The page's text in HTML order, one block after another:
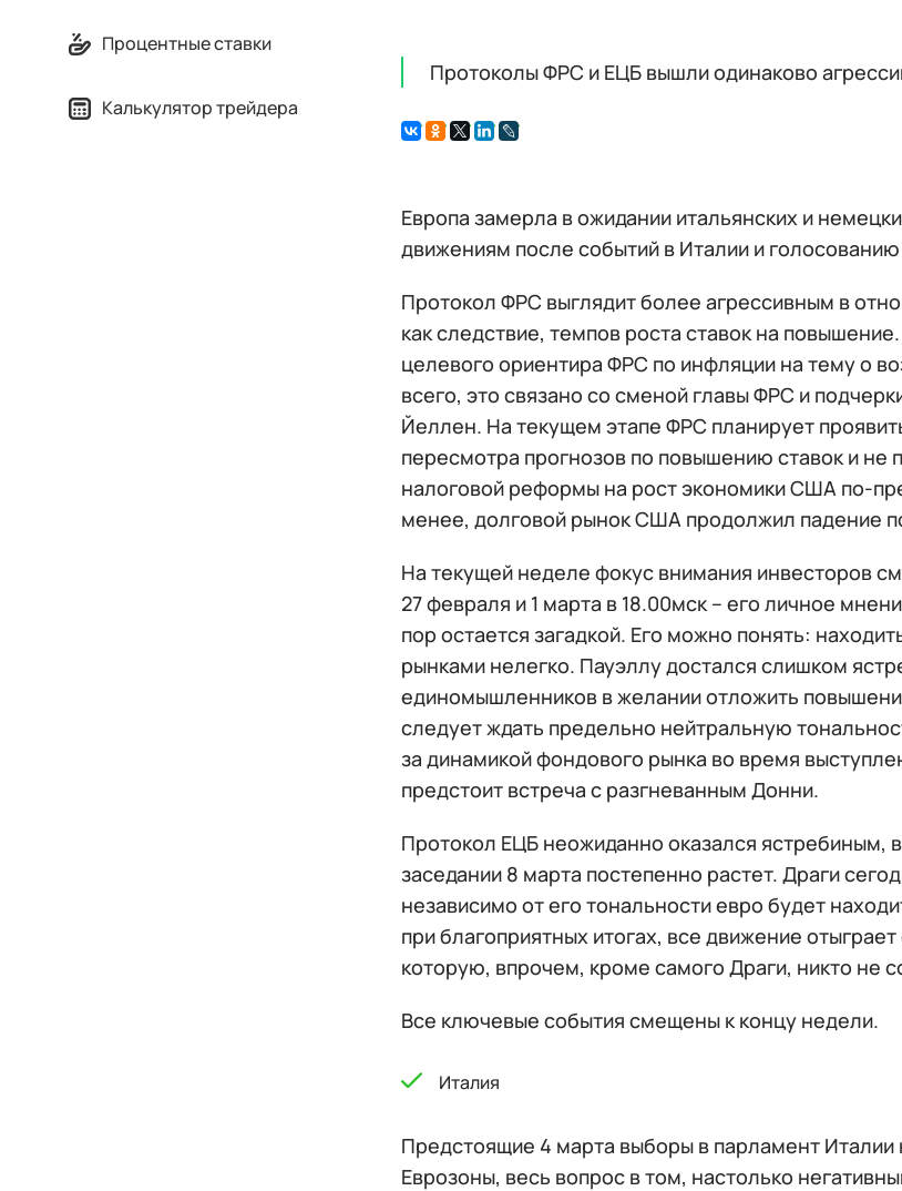
Процентные ставки
Калькулятор трейдера
Протоколы ФРС и ЕЦБ вышли одинаково
Европа замерла в ожидании итальянских и
движениям после событий в Италии и
Протокол ФРС выглядит более агрессивным в
как следствие, темпов роста ставок на
целевого ориентира ФРС по инфляции на тему о
всего, это связано со сменой главы ФРС и
Йеллен. На текущем этапе ФРС планирует
пересмотра прогнозов по повышению ставок и
налоговой реформы на рост экономики США по-
менее, долговой рынок США продолжил падение
На текущей неделе фокус внимания инвесторов
27 февраля и 1 марта в 18.00мск – его личное
пор остается загадкой. Его можно понять:
рынками нелегко. Пауэллу достался слишком
единомышленников в желании отложить
следует ждать предельно нейтральную
за динамикой фондового рынка во время
предстоит встреча с разгневанным Донни.
Протокол ЕЦБ неожиданно оказался ястребиным,
заседании 8 марта постепенно растет. Драги
независимо от его тональности евро будет
при благоприятных итогах, все движение
которую, впрочем, кроме самого Драги, никто не
Все ключевые события смещены к концу недели.
Италия
Предстоящие 4 марта выборы в парламент
Еврозоны, весь вопрос в том, настолько